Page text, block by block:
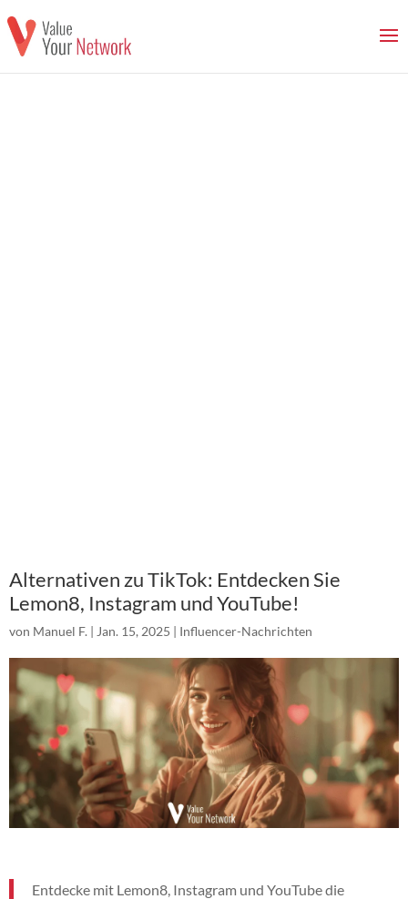
Alternativen zu TikTok: Entdecken Sie
Lemon8, Instagram und YouTube!
von Manuel F. | Jan. 15, 2025 | Influencer-Nachrichten
Entdecke mit Lemon8, Instagram und YouTube die